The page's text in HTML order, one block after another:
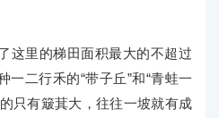
这里的梯田面积最大的不超过
一二行禾的“带子丘”和“青蛙一
只有簸萁大，往往一坡就有成